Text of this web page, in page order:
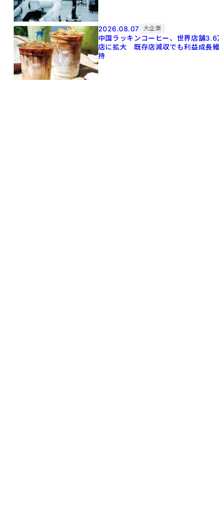
2026.08.07 大企業
中国ラッキンコーヒー、世界店舗3.6
店に拡大 既存店減収でも利益成長
持